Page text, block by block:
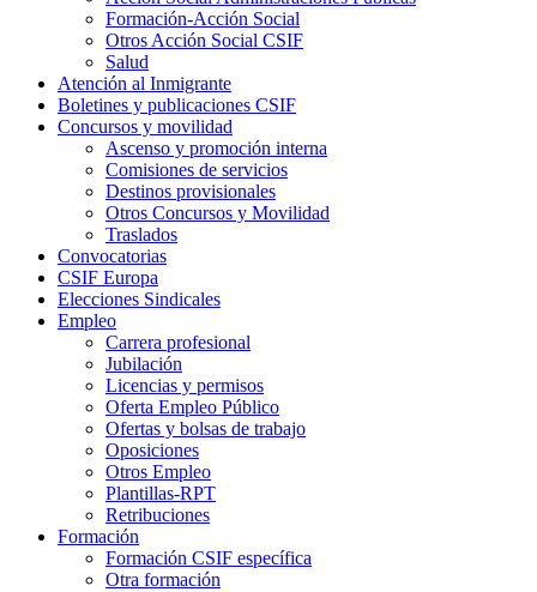
Formación-Acción Social
Otros Acción Social CSIF
Salud
Atención al Inmigrante
Boletines y publicaciones CSIF
Concursos y movilidad
Ascenso y promoción interna
Comisiones de servicios
Destinos provisionales
Otros Concursos y Movilidad
Traslados
Convocatorias
CSIF Europa
Elecciones Sindicales
Empleo
Carrera profesional
Jubilación
Licencias y permisos
Oferta Empleo Público
Ofertas y bolsas de trabajo
Oposiciones
Otros Empleo
Plantillas-RPT
Retribuciones
Formación
Formación CSIF específica
Otra formación